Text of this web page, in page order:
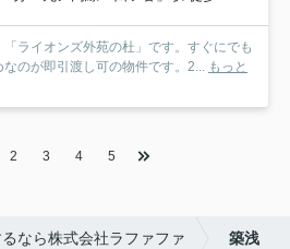
ライオンズ外苑の杜」です。すぐにでも
のが即引渡し可の物件です。2... もっと
2 3 4 5
なら株式会社ラファファ 築浅